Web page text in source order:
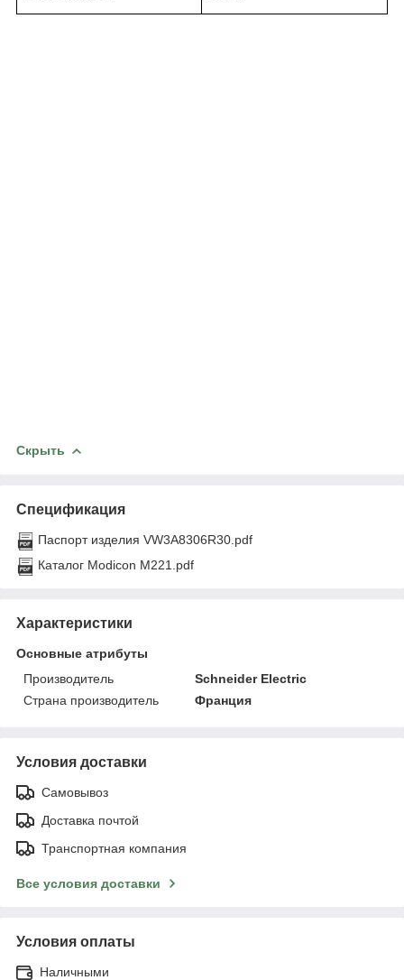
Скрыть
Спецификация
Паспорт изделия VW3A8306R30.pdf
Каталог Modicon M221.pdf
Характеристики
Основные атрибуты
Производитель
Schneider Electric
Страна производитель
Франция
Условия доставки
Самовывоз
Доставка почтой
Транспортная компания
Все условия доставки
Условия оплаты
Наличными